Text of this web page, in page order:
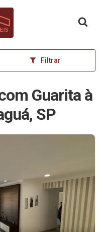
Filtrar
Guarita à
SP